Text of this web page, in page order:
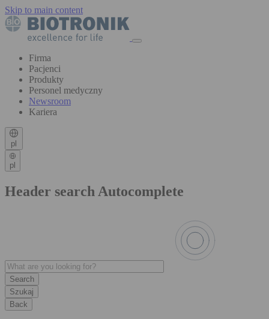
Skip to main content
Firma
Pacjenci
Produkty
Personel medyczny
Newsroom
Kariera
pl
pl
Header search Autocomplete
Szukaj
Back